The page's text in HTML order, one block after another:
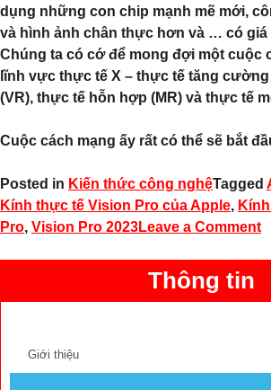
dụng những con chip mạnh mẽ mới,
và hình ảnh chân thực hơn và … có
Chúng ta có cớ để mong đợi một cuộc
lĩnh vực thực tế X – thực tế tăng
(VR), thực tế hỗn hợp (MR) và thực tế
Cuộc cách mạng ấy rất có thể sẽ bắt
Posted in Kiến thức công nghệTagged
Kính thực tế Vision Pro của Apple,
Pro, Vision Pro 2023Leave a Comment
Thông tin
Giới thiệu